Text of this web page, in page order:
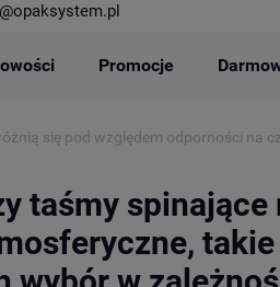
Promocje
się pod względem odporności na
taśmy